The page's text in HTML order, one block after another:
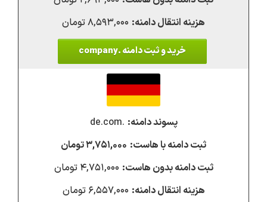
۸,۵۹۳,۰۰۰ تومان
خرید و ثبت دامنه .company
.de.com
۳,۷۵۱,۰۰۰ تومان
۴,۷۵۱,۰۰۰ تومان
۶,۵۵۷,۰۰۰ تومان